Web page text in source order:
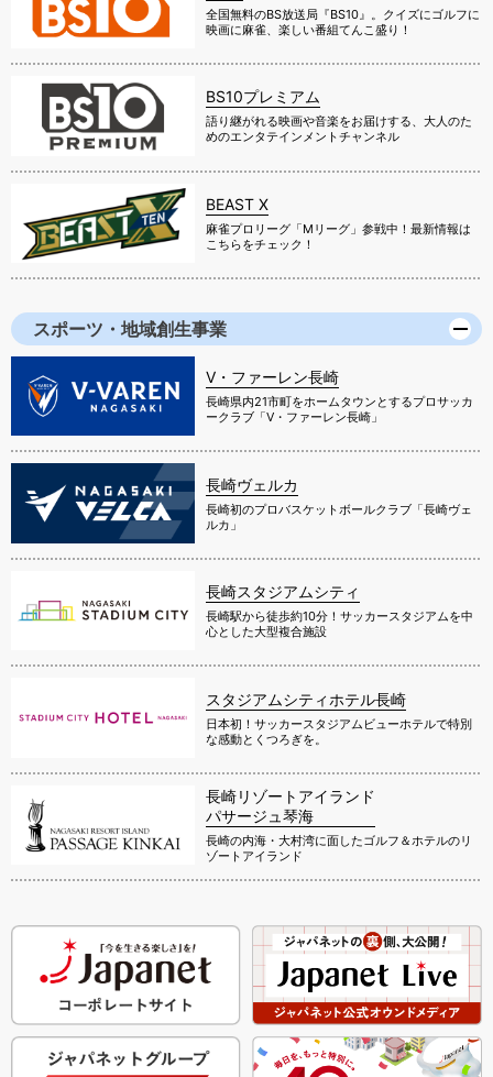
全国無料のBS放送局『BS10』。クイズにゴルフに
映画に麻雀、楽しい番組てんこ盛り！
BS10プレミアム
語り継がれる映画や音楽をお届けする、大人のた
めのエンタテインメントチャンネル
BEAST X
麻雀プロリーグ「Mリーグ」参戦中！最新情報は
こちらをチェック！
スポーツ・地域創生事業
V・ファーレン長崎
長崎県内21市町をホームタウンとするプロサッカ
ークラブ「V・ファーレン長崎」
長崎ヴェルカ
長崎初のプロバスケットボールクラブ「長崎ヴェ
ルカ」
長崎スタジアムシティ
長崎駅から徒歩約10分！サッカースタジアムを中
心とした大型複合施設
スタジアムシティホテル長崎
日本初！サッカースタジアムビューホテルで特別
な感動とくつろぎを。
長崎リゾートアイランド
パサージュ琴海
長崎の内海・大村湾に面したゴルフ＆ホテルのリ
ゾートアイランド